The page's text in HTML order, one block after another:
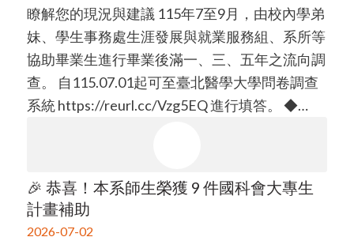
瞭解您的現況與建議 115年7至9月，由校內學弟
妹、學生事務處生涯發展與就業服務組、系所等
協助畢業生進行畢業後滿一、三、五年之流向調
查。 自115.07.01起可至臺北醫學大學問卷調查
系統 https://reurl.cc/Vzg5EQ 進行填答。 ◆…
🎉 恭喜！本系師生榮獲 9 件國科會大專生
計畫補助
2026-07-02